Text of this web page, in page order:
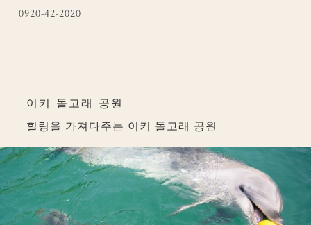
이키 돌고래 공원
힐링을 가져다주는 이키 돌고래 공원
0920-42-2020